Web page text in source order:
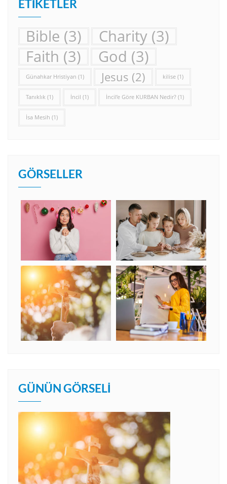
ETIKETLER
Bible (3) Charity (3)
Faith (3) God (3)
Günahkar Hristiyan (1) Jesus (2) kilise (1)
Tanıklık (1) İncil (1) İncil’e Göre KURBAN Nedir? (1)
İsa Mesih (1)
GÖRSELLER
GÜNÜN GÖRSELI